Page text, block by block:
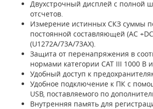
Двухстрочный дисплей с полной
отсчетов.
Измерение истинных СКЗ суммы
постоянной составляющей (AC
(U1272A/73A/73AX).
Защита от перенапряжения в
нормами категории САТ III 1000 В
Удобный доступ к
Удобное подключение к ПК с
USB, поставляемого по
Внутренняя память для